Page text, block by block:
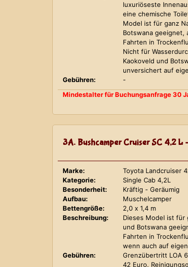
luxuriöseste
eine chemische
Model ist für ganz
Botswana geeignet,
Fahrten in
Nicht für
Kaokoveld und
unversichert auf
Gebühren:
-
Mindestalter für Buchungsanfrage 30
3A. Bushcamper Cruiser SC 4,2 L
Marke:
Toyota Landcruiser
Kategorie:
Single Cab 4,2L
Besonderheit:
Kräftig - Geräumig
Aufbau:
Muschelcamper
Bettengröße:
2,0 x 1,4 m
Beschreibung:
Dieses Model ist für
und Botswana
Fahrten in
wenn auch auf
Gebühren:
Grenzübertritt LOA
42 Euro.